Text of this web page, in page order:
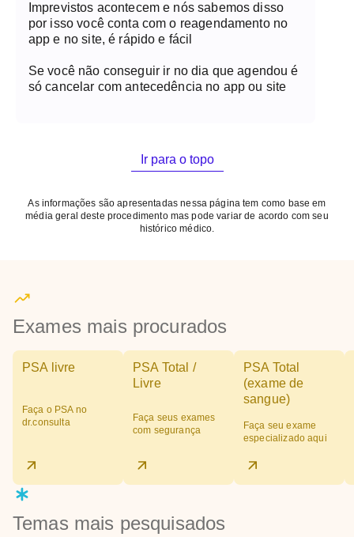
Imprevistos acontecem e nós sabemos disso
por isso você conta com o reagendamento no
app e no site, é rápido e fácil
Se você não conseguir ir no dia que agendou é
só cancelar com antecedência no app ou site
Ir para o topo
As informações são apresentadas nessa página tem como base em
média geral deste procedimento mas pode variar de acordo com seu
histórico médico.
Exames mais procurados
PSA livre
Faça o PSA no
dr.consulta
PSA Total /
Livre
Faça seus exames
com segurança
PSA Total
(exame de
sangue)
Faça seu exame
especializado aqui
Temas mais pesquisados